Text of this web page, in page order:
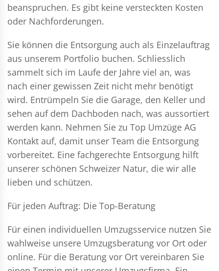
beanspruchen. Es gibt keine versteckten Kosten
oder Nachforderungen.
Sie können die Entsorgung auch als Einzelauftrag
aus unserem Portfolio buchen. Schliesslich
sammelt sich im Laufe der Jahre viel an, was
nach einer gewissen Zeit nicht mehr benötigt
wird. Entrümpeln Sie die Garage, den Keller und
sehen auf dem Dachboden nach, was aussortiert
werden kann. Nehmen Sie zu Top Umzüge AG
Kontakt auf, damit unser Team die Entsorgung
vorbereitet. Eine fachgerechte Entsorgung hilft
unserer schönen Schweizer Natur, die wir alle
lieben und schützen.
Für jeden Auftrag: Die Top-Beratung
Für einen individuellen Umzugsservice nutzen Sie
wahlweise unsere Umzugsberatung vor Ort oder
online. Für die Beratung vor Ort vereinbaren Sie